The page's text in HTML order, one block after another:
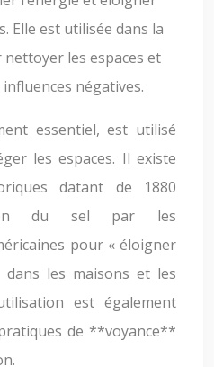
Elle est utilisée dans la
les espaces et
négatives.
essentiel, est utilisé
les espaces. Il existe
datant de 1880
du sel par les
pour « éloigner
les maisons et les
est également
de **voyance**